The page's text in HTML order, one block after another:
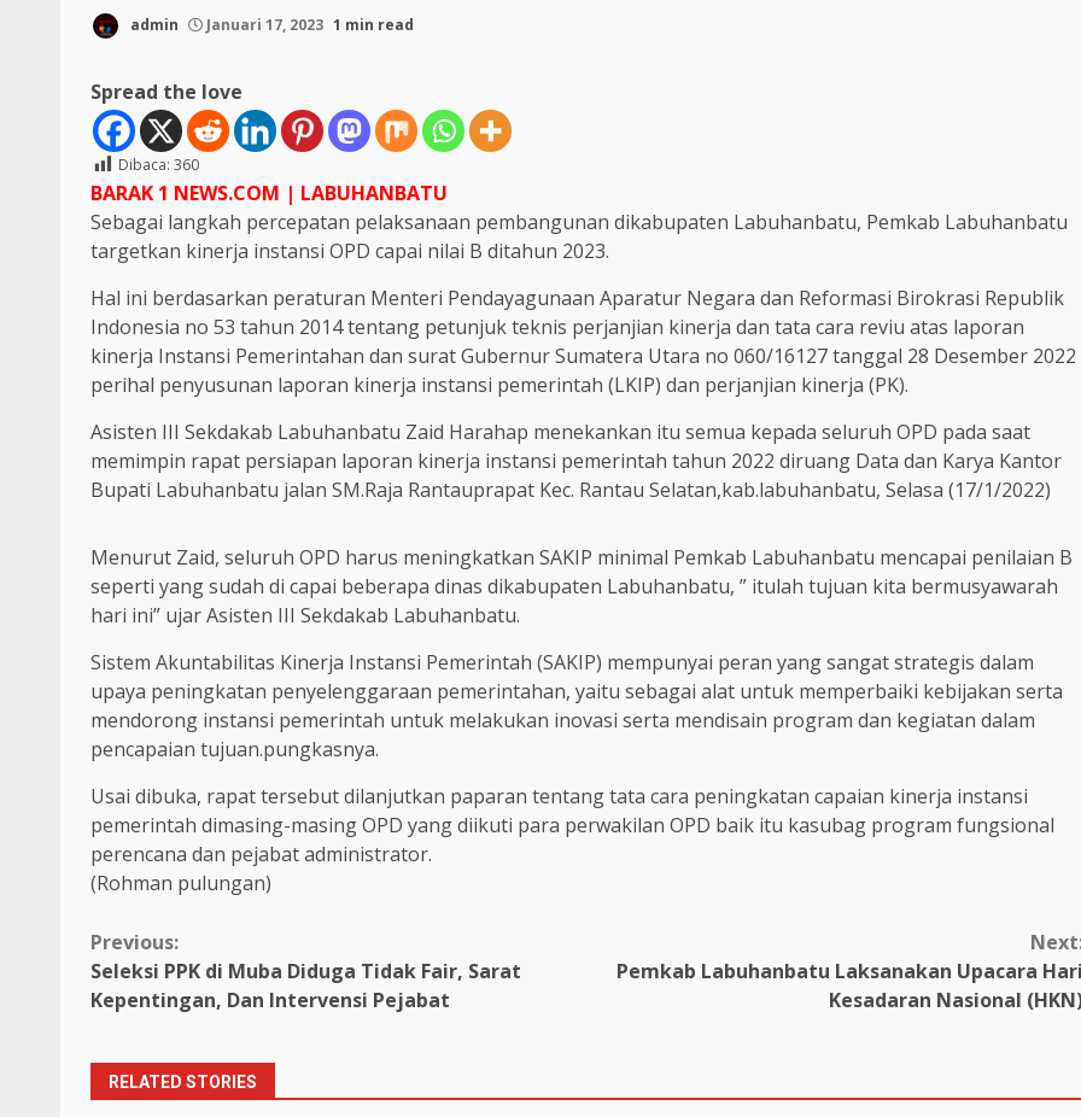
admin Januari 17, 2023 1 min read
Spread the love
Dibaca: 360
BARAK 1 NEWS.COM | LABUHANBATU
Sebagai langkah percepatan pelaksanaan pembangunan dikabupaten Labuhanbatu, Pemkab Labuhanbatu
targetkan kinerja instansi OPD capai nilai B ditahun 2023.
Hal ini berdasarkan peraturan Menteri Pendayagunaan Aparatur Negara dan Reformasi Birokrasi Republik
Indonesia no 53 tahun 2014 tentang petunjuk teknis perjanjian kinerja dan tata cara reviu atas laporan
kinerja Instansi Pemerintahan dan surat Gubernur Sumatera Utara no 060/16127 tanggal 28 Desember 2022
perihal penyusunan laporan kinerja instansi pemerintah (LKIP) dan perjanjian kinerja (PK).
Asisten III Sekdakab Labuhanbatu Zaid Harahap menekankan itu semua kepada seluruh OPD pada saat
memimpin rapat persiapan laporan kinerja instansi pemerintah tahun 2022 diruang Data dan Karya Kantor
Bupati Labuhanbatu jalan SM.Raja Rantauprapat Kec. Rantau Selatan,kab.labuhanbatu, Selasa (17/1/2022)
Menurut Zaid, seluruh OPD harus meningkatkan SAKIP minimal Pemkab Labuhanbatu mencapai penilaian B
seperti yang sudah di capai beberapa dinas dikabupaten Labuhanbatu, ” itulah tujuan kita bermusyawarah
hari ini” ujar Asisten III Sekdakab Labuhanbatu.
Sistem Akuntabilitas Kinerja Instansi Pemerintah (SAKIP) mempunyai peran yang sangat strategis dalam
upaya peningkatan penyelenggaraan pemerintahan, yaitu sebagai alat untuk memperbaiki kebijakan serta
mendorong instansi pemerintah untuk melakukan inovasi serta mendisain program dan kegiatan dalam
pencapaian tujuan.pungkasnya.
Usai dibuka, rapat tersebut dilanjutkan paparan tentang tata cara peningkatan capaian kinerja instansi
pemerintah dimasing-masing OPD yang diikuti para perwakilan OPD baik itu kasubag program fungsional
perencana dan pejabat administrator.
(Rohman pulungan)
Continue
Reading
Previous:
Seleksi PPK di Muba Diduga Tidak Fair, Sarat
Kepentingan, Dan Intervensi Pejabat
Pemkab Labuhanbatu Laksanakan Upacara
Kesadaran Nasional
RELATED STORIES